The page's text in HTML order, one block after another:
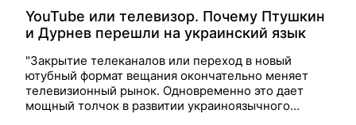
YouTube или телевизор. Почему Птушкин
и Дурнев перешли на украинский язык
"Закрытие телеканалов или переход в новый
ютубный формат вещания окончательно меняет
телевизионный рынок. Одновременно это дает
мощный толчок в развитии украиноязычного